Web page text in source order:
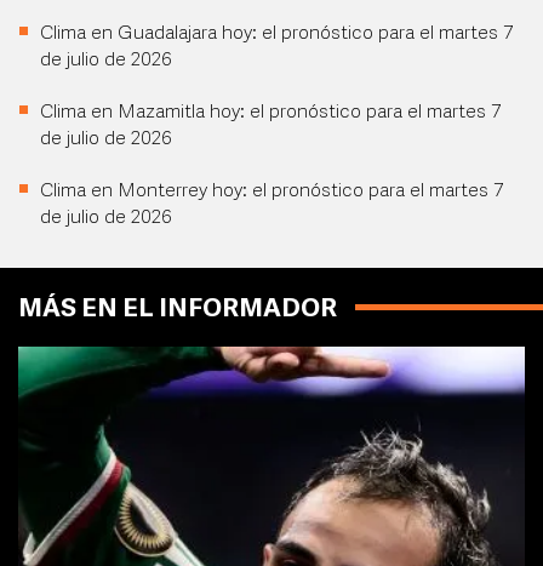
Clima en Guadalajara hoy: el pronóstico para el martes 7
de julio de 2026
Clima en Mazamitla hoy: el pronóstico para el martes 7
de julio de 2026
Clima en Monterrey hoy: el pronóstico para el martes 7
de julio de 2026
MÁS EN EL INFORMADOR